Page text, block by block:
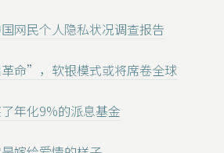
网民个人隐私状况调查报告
命”，软银模式或将席卷全球
年化9%的派息基金